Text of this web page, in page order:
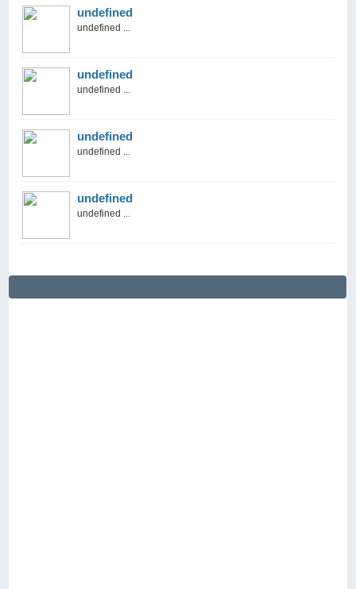
undefined
undefined ...
undefined
undefined ...
undefined
undefined ...
undefined
undefined ...